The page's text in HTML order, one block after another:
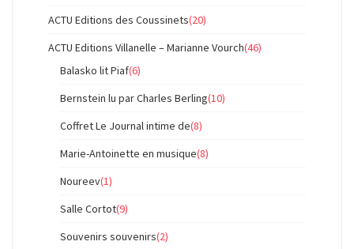
ACTU Editions des Coussinets(20)
ACTU Editions Villanelle – Marianne Vourch(46)
Balasko lit Piaf(6)
Bernstein lu par Charles Berling(10)
Coffret Le Journal intime de(8)
Marie-Antoinette en musique(8)
Noureev(1)
Salle Cortot(9)
Souvenirs souvenirs(2)